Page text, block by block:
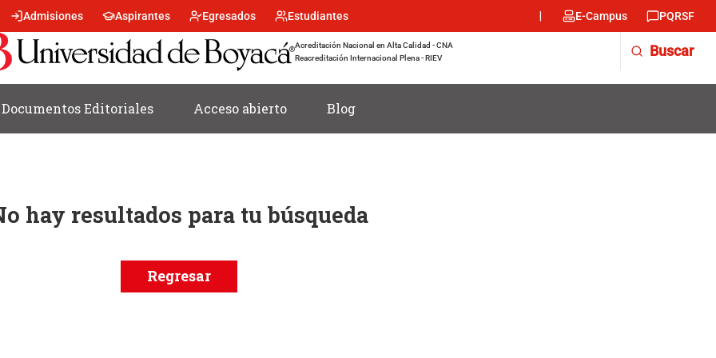
Menu
encabezado
-
Centro
Admisiones Aspirantes Egresados Estudiantes
Menu
encabezado
E-Campus PQRSF
Acreditación Nacional en Alta Calidad - CNA
Reacreditación Internacional Plena - RIEV
Buscar
Documentos Editoriales Acceso abierto Blog
hay resultados para tu búsqueda
Regresar